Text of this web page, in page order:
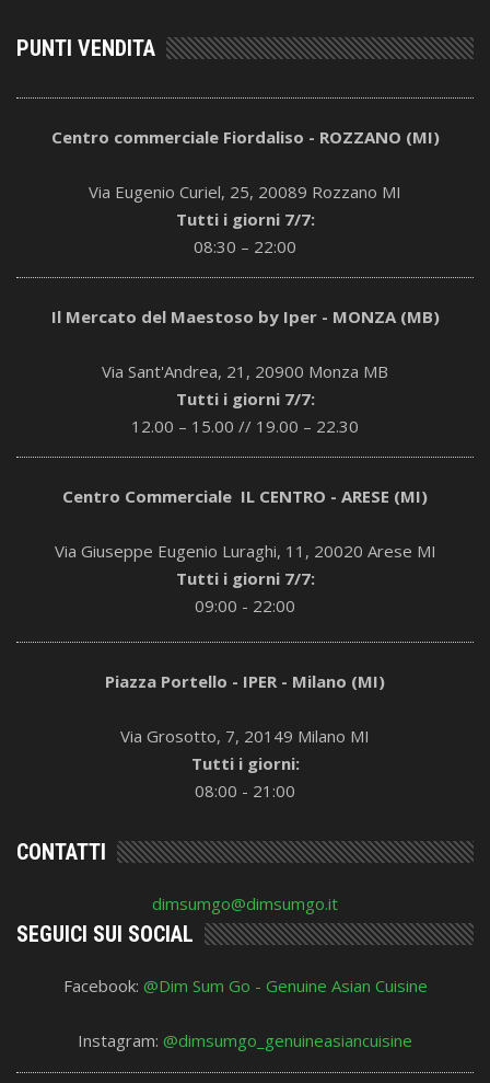
PUNTI VENDITA
Centro commerciale Fiordaliso - ROZZANO (MI)
Via Eugenio Curiel, 25, 20089 Rozzano MI
Tutti i giorni 7/7:
08:30 – 22:00
Il Mercato del Maestoso by Iper - MONZA (MB)
Via Sant'Andrea, 21, 20900 Monza MB
Tutti i giorni 7/7:
12.00 – 15.00 // 19.00 – 22.30
Centro Commerciale IL CENTRO - ARESE (MI)
Via Giuseppe Eugenio Luraghi, 11, 20020 Arese MI
Tutti i giorni 7/7:
09:00 - 22:00
Piazza Portello - IPER - Milano (MI)
Via Grosotto, 7, 20149 Milano MI
Tutti i giorni:
08:00 - 21:00
CONTATTI
dimsumgo@dimsumgo.it
SEGUICI SUI SOCIAL
Facebook: @Dim Sum Go - Genuine Asian Cuisine
Instagram: @dimsumgo_genuineasiancuisine